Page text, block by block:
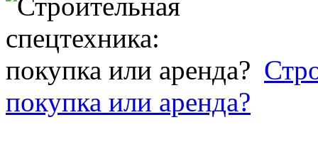
покупка или аренда?